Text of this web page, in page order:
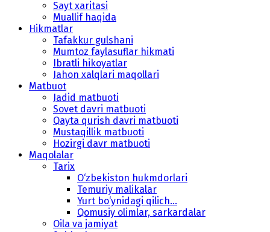
Sayt xaritasi
Muallif haqida
Hikmatlar
Tafakkur gulshani
Mumtoz faylasuflar hikmati
Ibratli hikoyatlar
Jahon xalqlari maqollari
Matbuot
Jadid matbuoti
Sovet davri matbuoti
Qayta qurish davri matbuoti
Mustaqillik matbuoti
Hozirgi davr matbuoti
Maqolalar
Tarix
O‘zbekiston hukmdorlari
Temuriy malikalar
Yurt bo‘ynidagi qilich...
Qomusiy olimlar, sarkardalar
Oila va jamiyat